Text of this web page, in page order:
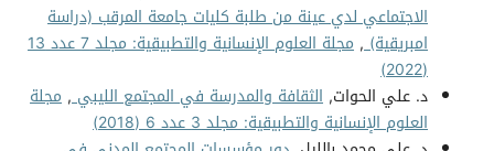
الاجتماعي لدي عينة من طلبة كليات جامعة المرقب (دراسة
امبريقية),
مجلة العلوم الإنسانية والتطبيقية: مجلد 7 عدد 13
(2022)
د. علي الحوات, الثقافة والمدرسة في المجتمع الليبي, مجلة
العلوم الإنسانية والتطبيقية: مجلد 3 عدد 6 (2018)